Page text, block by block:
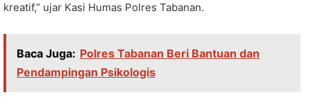
kreatif,” ujar Kasi Humas Polres Tabanan.
Baca Juga: Polres Tabanan Beri Bantuan dan
Pendampingan Psikologis